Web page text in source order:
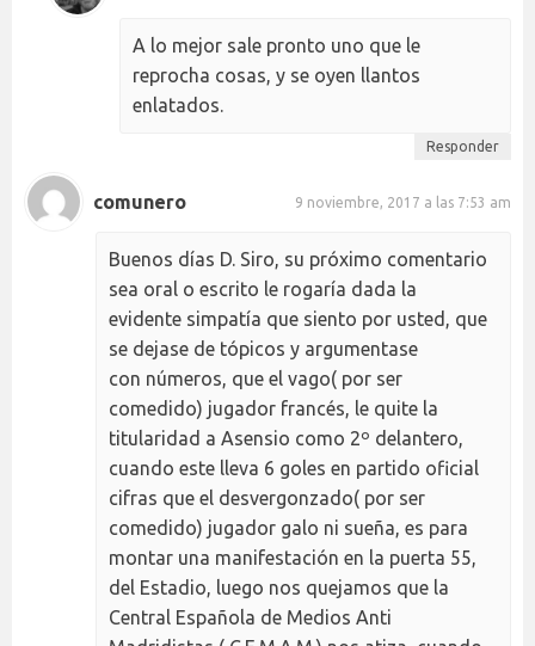
A lo mejor sale pronto uno que le
reprocha cosas, y se oyen llantos
enlatados.
Responder
comunero 9 noviembre, 2017 a las 7:53 am
Buenos días D. Siro, su próximo comentario
sea oral o escrito le rogaría dada la
evidente simpatía que siento por usted, que
se dejase de tópicos y argumentase
con números, que el vago( por ser
comedido) jugador francés, le quite la
titularidad a Asensio como 2º delantero,
cuando este lleva 6 goles en partido oficial
cifras que el desvergonzado( por ser
comedido) jugador galo ni sueña, es para
montar una manifestación en la puerta 55,
del Estadio, luego nos quejamos que la
Central Española de Medios Anti